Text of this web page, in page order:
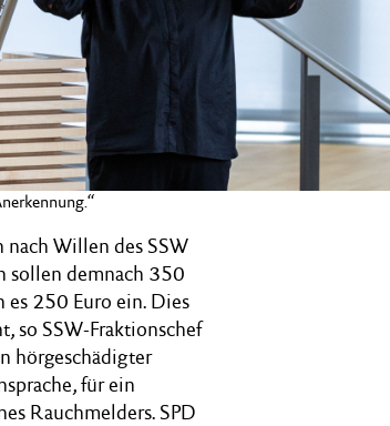
Willen des SSW
sollen demnach 350
es 250 Euro ein. Dies
so SSW-Fraktionschef
hörgeschädigter
für ein
Rauchmelders. SPD